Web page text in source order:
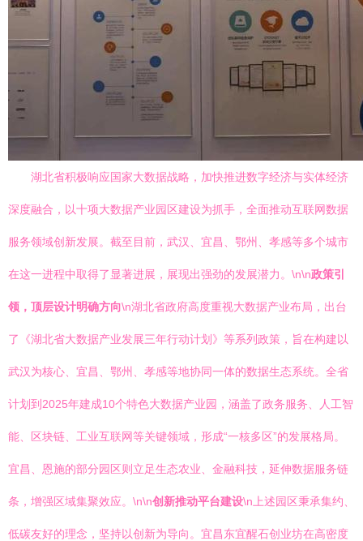
湖北省积极响应国家大数据战略，加快推进数字经济与实体经济
深度融合，以十项大数据产业园区建设为抓手，全面推动互联网数据
服务领域创新发展。截至目前，武汉、宜昌、鄂州、孝感等多个城市
在这一进程中取得了显著进展，展现出强劲的发展潜力。\n\n政策引
领，顶层设计明确方向\n湖北省政府高度重视大数据产业布局，出台
了《湖北省大数据产业发展三年行动计划》等系列政策，旨在构建以
武汉为核心、宜昌、鄂州、孝感等地协同一体的数据生态系统。全省
计划到2025年建成10个特色大数据产业园，涵盖了政务服务、人工智
能、区块链、工业互联网等关键领域，形成“一核多区”的发展格局。
宜昌、恩施的部分园区则立足生态农业、金融科技，延伸数据服务链
条，增强区域集聚效应。\n\n创新推动平台建设\n上述园区秉承集约、
低碳友好的理念，坚持以创新为导向。宜昌东宜醒石创业坊在高密度